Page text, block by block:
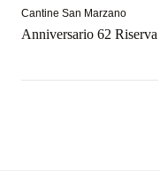
Cantine San Marzano
Anniversario 62 Riserva